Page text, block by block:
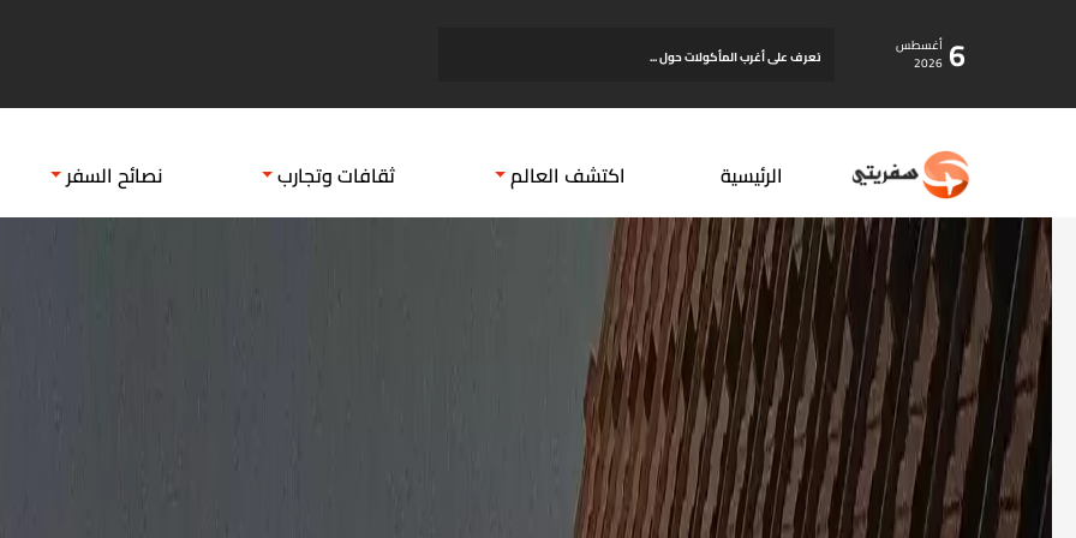
6 أغسطس
2026 تعرف على أغرب المأكولات حول ...
الرئيسية اكتشف العالم ثقافات وتجارب نصائح السفر